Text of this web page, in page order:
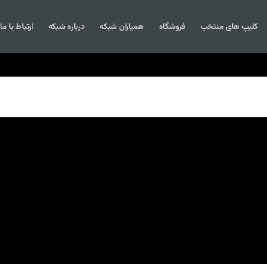
کلیپ های منتخب فروشگاه همیاران شبکه درباره شبکه ارتباط با ما